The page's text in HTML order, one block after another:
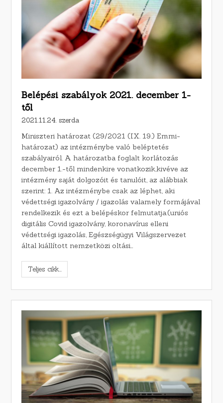
Belépési szabályok 2021. december 1-
től
2021.11.24. szerda
Miniszteri határozat (29/2021 (IX. 19.) Emmi-
határozat) az intézménybe való beléptetés
szabályairól. A határozatba foglalt korlátozás
december 1.-től mindenkire vonatkozik,kivéve az
intézmény saját dolgozóit és tanulóit, az alábbiak
szerint: 1. Az intézménybe csak az léphet, aki
védettségi igazolvány / igazolás valamely formájával
rendelkezik és ezt a belépéskor felmutatja.(uniós
digitális Covid igazolvány, koronavírus elleni
védettségi igazolás, Egészségügyi Világszervezet
által kiállított nemzetközi oltási…
Teljes cikk...